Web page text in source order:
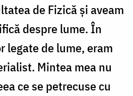
de Fizică şi aveam
despre lume. În
legate de lume, eram
Mintea mea nu
ce se petrecuse cu